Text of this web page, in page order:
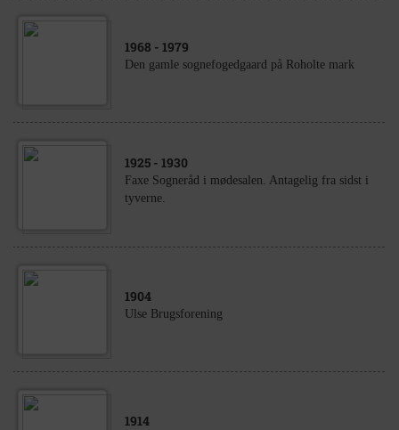
1968 - 1979
Den gamle sognefogedgaard på Roholte mark
1925 - 1930
Faxe Sogneråd i mødesalen. Antagelig fra sidst i
tyverne.
1904
Ulse Brugsforening
1914